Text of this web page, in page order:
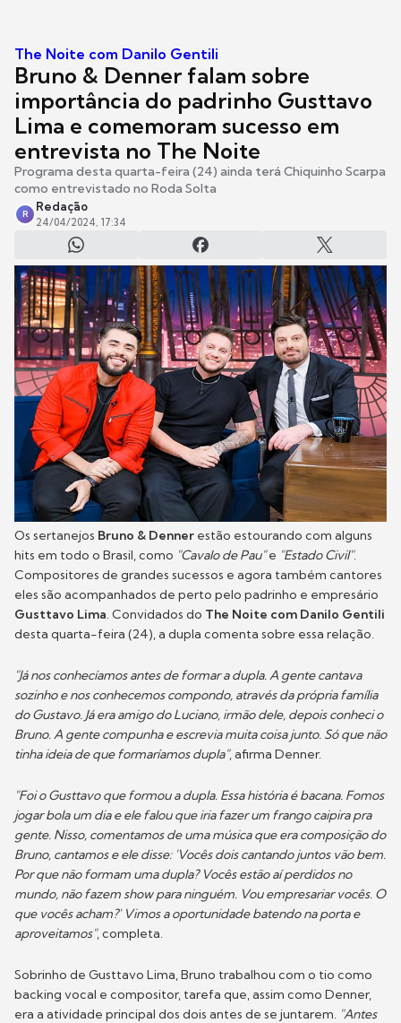
The Noite com Danilo Gentili
Bruno & Denner falam sobre
importância do padrinho Gusttavo
Lima e comemoram sucesso em
entrevista no The Noite
Programa desta quarta-feira (24) ainda terá Chiquinho Scarpa
como entrevistado no Roda Solta
R
Redação
24/04/2024, 17:34
Os sertanejos Bruno & Denner estão estourando com alguns
hits em todo o Brasil, como "Cavalo de Pau"e "Estado Civil".
Compositores de grandes sucessos e agora também cantores
eles são acompanhados de perto pelo padrinho e empresário
Gusttavo Lima. Convidados do The Noite com Danilo Gentili
desta quarta-feira (24), a dupla comenta sobre essa relação.
"Já nos conhecíamos antes de formar a dupla. A gente cantava
sozinho e nos conhecemos compondo, através da própria família
do Gustavo. Já era amigo do Luciano, irmão dele, depois conheci o
Bruno. A gente compunha e escrevia muita coisa junto. Só que não
tinha ideia de que formaríamos dupla", afirma Denner.
"Foi o Gusttavo que formou a dupla. Essa história é bacana. Fomos
jogar bola um dia e ele falou que iria fazer um frango caipira pra
gente. Nisso, comentamos de uma música que era composição do
Bruno, cantamos e ele disse: 'Vocês dois cantando juntos vão bem.
Por que não formam uma dupla? Vocês estão aí perdidos no
mundo, não fazem show para ninguém. Vou empresariar vocês. O
que vocês acham?' Vimos a oportunidade batendo na porta e
aproveitamos", completa.
Sobrinho de Gusttavo Lima, Bruno trabalhou com o tio como
backing vocal e compositor, tarefa que, assim como Denner,
era a atividade principal dos dois antes de se juntarem. "Antes